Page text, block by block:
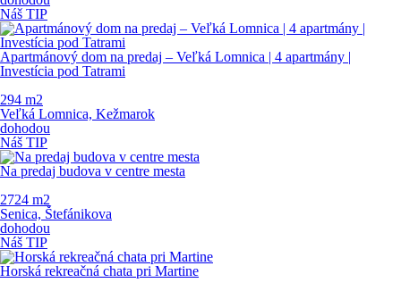
Náš TIP
Apartmánový dom na predaj – Veľká Lomnica | 4 apartmány |
Investícia pod Tatrami
294 m2
Veľká Lomnica, Kežmarok
dohodou
Náš TIP
Na predaj budova v centre mesta
2724 m2
Senica, Štefánikova
dohodou
Náš TIP
Horská rekreačná chata pri Martine